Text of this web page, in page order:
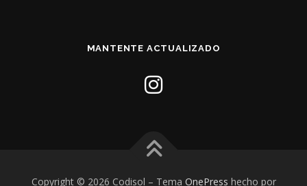
MANTENTE ACTUALIZADO
Copyright © 2026 Codisol – Tema OnePress hecho por